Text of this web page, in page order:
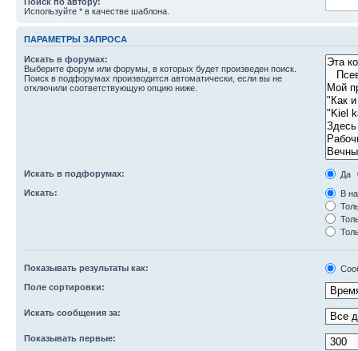
Используйте * в качестве шаблона.
ПАРАМЕТРЫ ЗАПРОСА
Искать в форумах:
Выберите форум или форумы, в которых будет произведен поиск.
Поиск в подфорумах производится автоматически, если вы не
отключили соответствующую опцию ниже.
Искать в подфорумах:
Да
Искать:
В
Показывать результаты как:
Поле сортировки:
Искать сообщения за:
Показывать первые: